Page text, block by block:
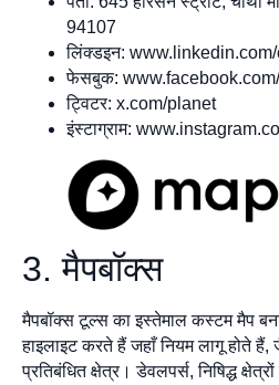
94107
लिंक्डइन:
फेसबुक:
ट्विटर: x.com/planet
इंस्टाग्राम:
3. मैपबॉक्स
मैपबॉक्स टूल्स का इस्तेमाल कस्टम मैप
हाइलाइट करते हैं जहाँ नियम लागू होते हैं,
प्रतिबंधित क्षेत्र। डेवलपर्स, निषिद्ध